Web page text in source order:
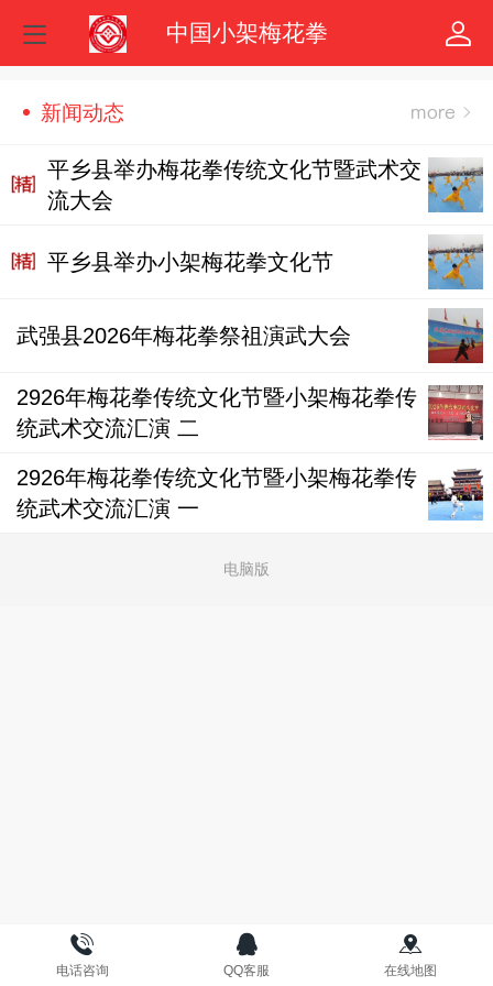
中国小架梅花拳
新闻动态
平乡县举办梅花拳传统文化节暨武术交
流大会
平乡县举办小架梅花拳文化节
武强县2026年梅花拳祭祖演武大会
2926年梅花拳传统文化节暨小架梅花拳传
统武术交流汇演 二
2926年梅花拳传统文化节暨小架梅花拳传
统武术交流汇演 一
电脑版
电话咨询 QQ客服 在线地图